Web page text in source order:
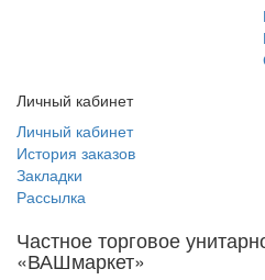
Личный кабинет
Личный кабинет
История заказов
Закладки
Рассылка
Частное торговое
«ВАШмаркет»